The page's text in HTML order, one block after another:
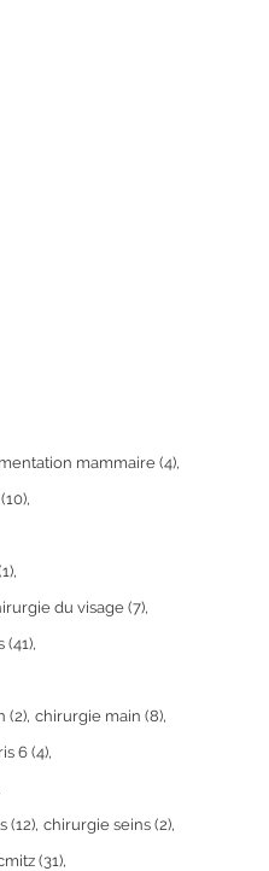
mammaire (4)
(10)
du visage(7)
(41)
(2) chirurgie main (8)
6 (4)
(12) chirurgie seins (2)
(31)